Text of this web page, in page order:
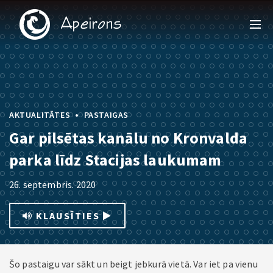
AKTUALITĀTES • PASTAIGAS
Gar pilsētas kanālu no Kronvalda
parka līdz Stacijas laukumam
26. septembris. 2020
KLAUSĪTIES
Šo pastaigu var sākt un beigt jebkurā vietā. Var iet pa vienu